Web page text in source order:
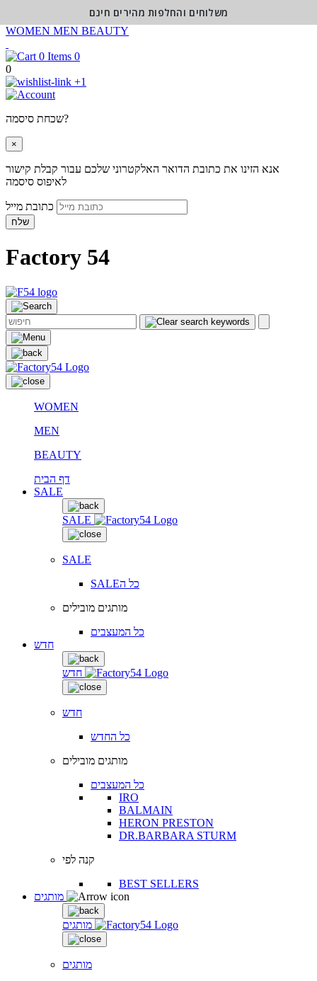
WOMEN MEN BEAUTY
0
0
+1
שכחת סיסמה?
×
אנא הזינו את כתובת הדואר האלקטרוני שלכם עבור קבלת קישור
לאיפוס סיסמה
שלח
Factory 54
WOMEN
MEN
BEAUTY
דף הבית
SALE
SALE
SALE
SALEכל ה
מותגים מובילים
כל המעצבים
חדש
חדש
חדש
כל החדש
מותגים מובילים
כל המעצבים
IRO
BALMAIN
HERON PRESTON
DR.BARBARA STURM
קנה לפי
BEST SELLERS
מותגים
מותגים
משלוחים והחלפות מהירים חינם